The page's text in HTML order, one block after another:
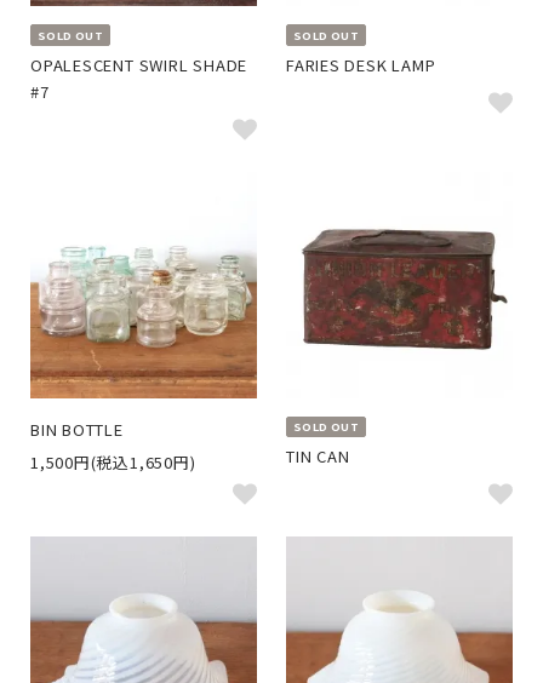
SOLD OUT
OPALESCENT SWIRL SHADE
#7
SOLD OUT
FARIES DESK LAMP
BIN BOTTLE
1,500円(税込1,650円)
SOLD OUT
TIN CAN